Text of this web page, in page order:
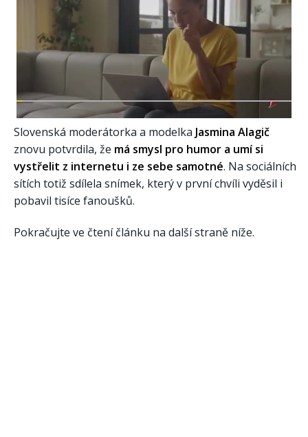
Slovenská moderátorka a modelka Jasmina Alagič
znovu potvrdila, že má smysl pro humor a umí si
vystřelit z internetu i ze sebe samotné. Na sociálních
sítích totiž sdílela snímek, který v první chvíli vyděsil i
pobavil tisíce fanoušků.
Pokračujte ve čtení článku na další straně níže.